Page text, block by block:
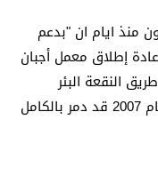
منذ ايام ان "بدعم
إطلاق معمل أجبان
النقعة البئر
الارتوازية. وهذا المعمل والذي أُسس عام 2007 قد دمر بالكامل